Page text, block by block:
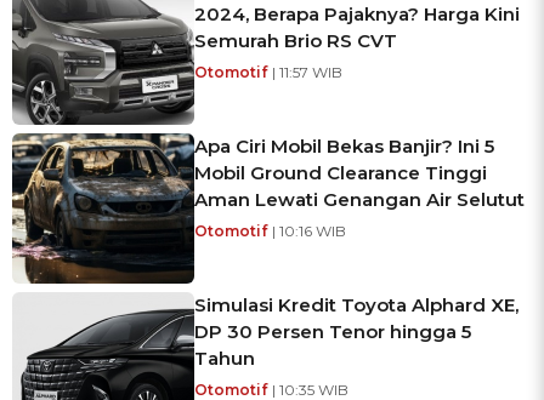
2024, Berapa Pajaknya? Harga Kini
Semurah Brio RS CVT
Otomotif | 11:57 WIB
Apa Ciri Mobil Bekas Banjir? Ini 5
Mobil Ground Clearance Tinggi
Aman Lewati Genangan Air Selutut
Otomotif | 10:16 WIB
Simulasi Kredit Toyota Alphard XE,
DP 30 Persen Tenor hingga 5
Tahun
Otomotif | 10:35 WIB